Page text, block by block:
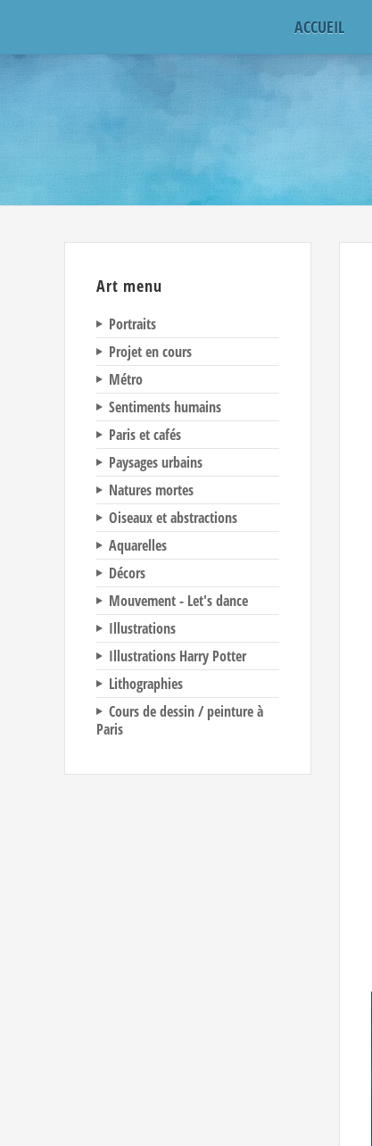
ACCUEIL
Art menu
Portraits
Projet en cours
Métro
Sentiments humains
Paris et cafés
Paysages urbains
Natures mortes
Oiseaux et abstractions
Aquarelles
Décors
Mouvement - Let's dance
Illustrations
Illustrations Harry Potter
Lithographies
Cours de dessin / peinture à
Paris